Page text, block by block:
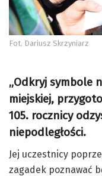
Fot. Dariusz Skrzyniarz
„Odkryj symbole
miejskiej,
105. rocznicy
niepodległości.
Jej uczestnicy
zagadek poznawać